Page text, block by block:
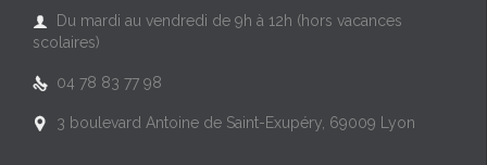

Du mardi au vendredi de 9h à 12h (hors vacances
scolaires)
 04 78 83 77 98
 3 boulevard Antoine de Saint-Exupéry, 69009 Lyon